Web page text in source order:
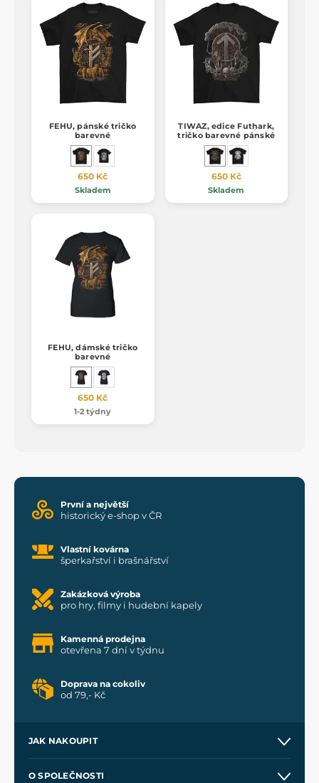
FEHU, pánské tričko
barevné
650 Kč
Skladem
TIWAZ, edice Futhark,
tričko barevné pánské
650 Kč
Skladem
FEHU, dámské tričko
barevné
650 Kč
1-2 týdny
První a největší
historický e-shop v ČR
Vlastní kovárna
šperkařství i brašnářství
Zakázková výroba
pro hry, filmy i hudební kapely
Kamenná prodejna
otevřena 7 dní v týdnu
Doprava na cokoliv
od 79,- Kč
JAK NAKOUPIT
O SPOLEČNOSTI